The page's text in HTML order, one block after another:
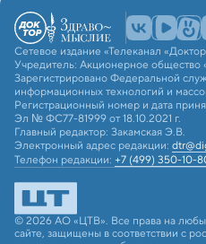
Сетевое издание «Телеканал
Учредитель: Акционерное общество
Зарегистрировано Федеральной
информационных технологий и
Регистрационный номер и дата
Эл № ФС77-81999 от 18.10.2021 г.
Главный редактор: Закамская Э.В.
Электронный адрес редакции:
Телефон редакции: +7 (499) 350-10-
© 2026 АО «ЦТВ». Все права на
сайте, защищены в соответствии с